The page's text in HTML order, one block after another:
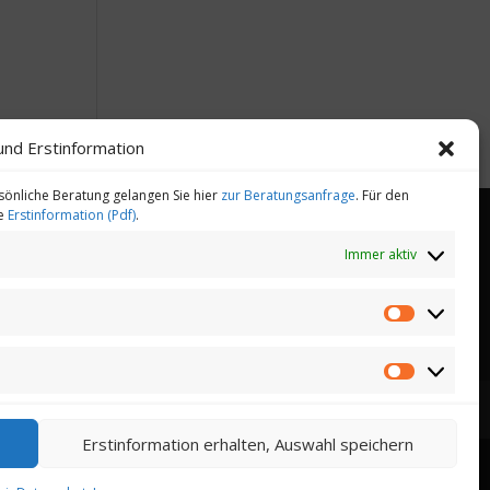
Erstinformation
Beratung gelangen Sie hier zur Beratungsanfrage. Für den
Erstinformation (Pdf).
Immer aktiv
Statistiken
Marketing
Erstinformation erhalten, Auswahl speichern